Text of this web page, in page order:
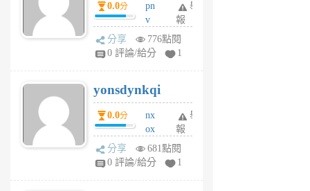
月
前
0.0分
pn
v
wt
sv
6
個
月
前
舉
報
分享
776點閱
0 評論/給分
1
yonsdynkqi
0.0分
nx
ox
rh
pe
舉
報
分享
681點閱
0 評論/給分
1